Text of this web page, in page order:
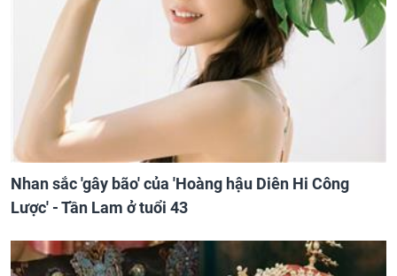
Nhan sắc 'gây bão' của 'Hoàng hậu Diên Hi Công
Lược' - Tần Lam ở tuổi 43